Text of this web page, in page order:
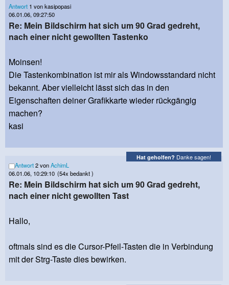
Antwort 1 von kasipopasi
06.01.06, 09:27:50
Re: Mein Bildschirm hat sich um 90 Grad gedreht,
nach einer nicht gewollten Tastenko
Moinsen!
Die Tastenkombination ist mir als Windowsstandard nicht
bekannt. Aber vielleicht lässt sich das in den
Eigenschaften deiner Grafikkarte wieder rückgängig
machen?
kasi
Hat geholfen? Danke sagen!
Antwort2 vonAchimL
06.01.06, 10:29:10 (54x bedankt )
Re: Mein Bildschirm hat sich um 90 Grad gedreht,
nach einer nicht gewollten Tast
Hallo,
oftmals sind es die Cursor-Pfeil-Tasten die in Verbindung
mit der Strg-Taste dies bewirken.